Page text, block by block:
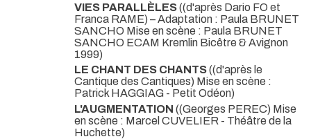
VIES PARALLÈLES((d'après Dario FO et
Franca RAME) – Adaptation : Paula BRUNET
SANCHO Mise en scène : Paula BRUNET
SANCHO ECAM Kremlin Bicêtre & Avignon
1999)
LE CHANT DES CHANTS((d'après le
Cantique des Cantiques) Mise en scène :
Patrick HAGGIAG - Petit Odéon)
L'AUGMENTATION ((Georges PEREC) Mise
en scène : Marcel CUVELIER - Théâtre de la
Huchette)